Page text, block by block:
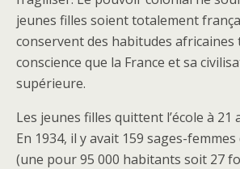
jeunes filles soient totalement
conservent des habitudes
conscience que la France et sa
supérieure.
Les jeunes filles quittent l’école à 21
En 1934, il y avait 159 sages-femmes
(une pour 95 000 habitants soit 27